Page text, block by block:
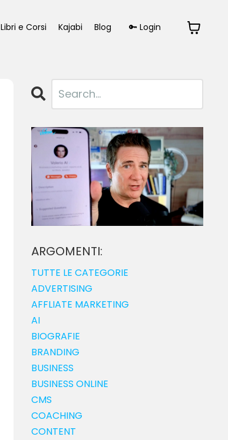
Libri e Corsi Kajabi Blog 🔑 Login
ARGOMENTI:
TUTTE LE CATEGORIE
ADVERTISING
AFFLIATE MARKETING
AI
BIOGRAFIE
BRANDING
BUSINESS
BUSINESS ONLINE
CMS
COACHING
CONTENT